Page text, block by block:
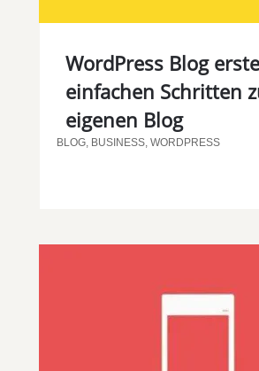
WordPress Blog
einfachen Schritten
eigenen Blog
BLOG, BUSINESS, WORDPRESS